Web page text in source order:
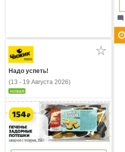
mode_comment
Надо успеть!
(13 - 19 Августа 2026)
новая